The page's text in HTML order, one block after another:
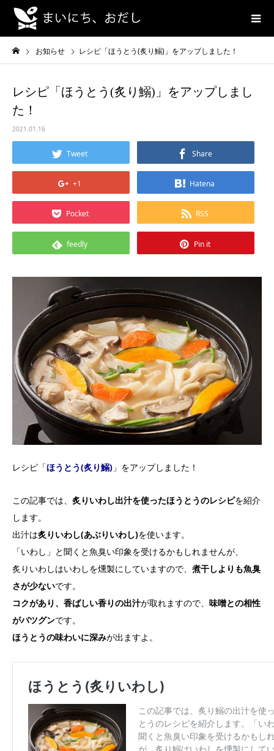
お知らせ レシピ「ほうとう(炙り鰯)」をアップしました！
レシピ「ほうとう(炙り鰯)」をアップしまし
た！
2021.01.16
Tweet Share
+1 Hatena
Pocket RSS
feedly Pin it
レシピ「ほうとう(炙り鰯) 」をアップしました！
この記事では、 炙りいわし出汁を使ったほうとうのレシピを紹介
します。
出汁は炙りいわし(あぶりいわし)を使います。
「いわし」と聞くと魚臭い印象を受けるかもしれませんが、
炙りいわしはいわしを燻製にしていますので、 煮干しよりも魚臭
さが少ないです。
コクがあり、香ばしい香りの出汁が取れますので、 味噌との相性
がバツグンです。
ほうとうの味わいに深みが出ますよ。